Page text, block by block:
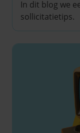
In dit blog we
sollicitatietips.